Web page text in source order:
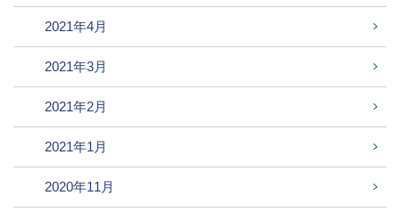
2021年4月
2021年3月
2021年2月
2021年1月
2020年11月